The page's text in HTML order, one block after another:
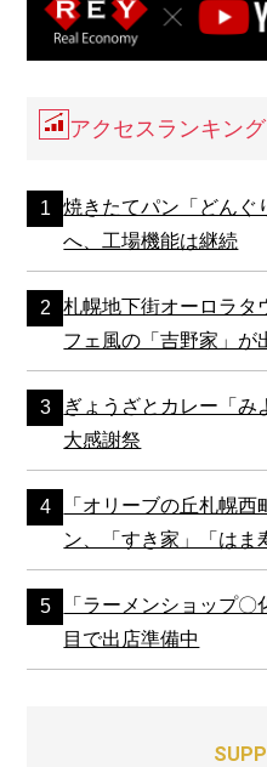
アクセスランキング
焼きたてパン「どんぐ
へ、工場機能は継続
札幌地下街オーロラタ
フェ風の「吉野家」が
ぎょうざとカレー「み
大感謝祭
「オリーブの丘札幌
ン、「すき家」「はま
「ラーメンショップ
目で出店準備中